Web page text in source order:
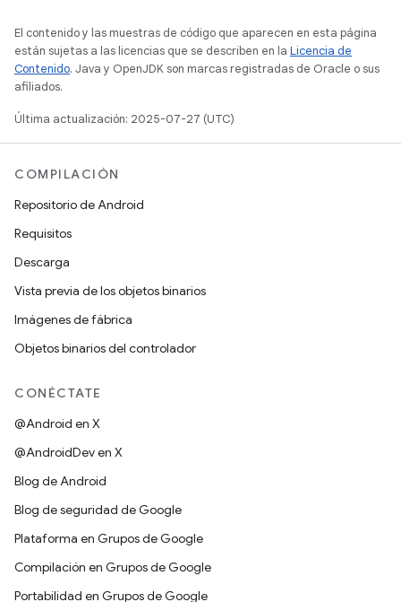
El contenido y las muestras de código que aparecen en esta página
están sujetas a las licencias que se describen en la Licencia de
Contenido. Java y OpenJDK son marcas registradas de Oracle o sus
afiliados.
Última actualización: 2025-07-27 (UTC)
COMPILACIÓN
Repositorio de Android
Requisitos
Descarga
Vista previa de los objetos binarios
Imágenes de fábrica
Objetos binarios del controlador
CONÉCTATE
@Android en X
@AndroidDev en X
Blog de Android
Blog de seguridad de Google
Plataforma en Grupos de Google
Compilación en Grupos de Google
Portabilidad en Grupos de Google